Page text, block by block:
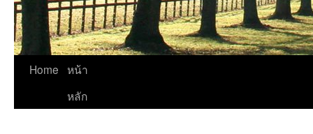
Home หน้า
หลัก